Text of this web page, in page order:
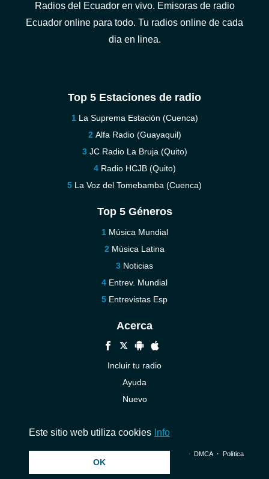
Radios del Ecuador en vivo. Emisoras de radio
Ecuador online para todo. Tu radios online de cada
dia en linea.
Top 5 Estaciones de radio
La Suprema Estación (Cuenca)
Alfa Radio (Guayaquil)
JC Radio La Bruja (Quito)
Radio HCJB (Quito)
La Voz del Tomebamba (Cuenca)
Top 5 Géneros
Música Mundial
Música Latina
Noticias
Entrev. Mundial
Entrevistas Esp
Acerca
Incluir tu radio
Ayuda
Nuevo
© 2026 InstantAudio. Reservados todos los derechos. ・ DMCA・ Política
Este sitio web utiliza cookies Info
OK